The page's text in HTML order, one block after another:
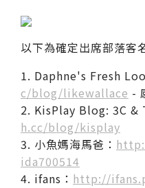
以下為確定出席部落客
1. Daphne's Fresh
c/blog/likewallace -
2. KisPlay Blog: 3C &
h.cc/blog/kisplay
3. 小魚媽海馬爸：
ida700514
4. ifans： http://